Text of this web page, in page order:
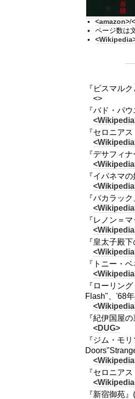
<amazon>/
ページ数は
『ビスマル
<>
『バド・パ
『セロニア
『デサフィ
『イパネマ
『バカラッ
『レノン＝
『皇太子殿
『トニー・
『ローリン
Flash"、'68
『紀伊国屋
<DUG>
『ジム・モ
『セロニア
『新宿御苑